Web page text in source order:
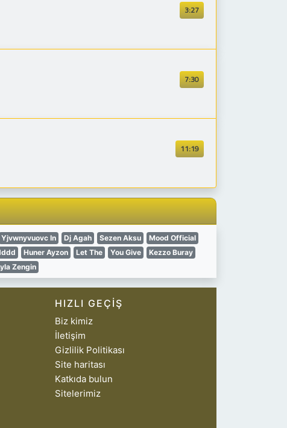
3:27
7:30
11:19
Yjvwnyvuovc In Dj Agah Sezen Aksu
Mood Official
Huner Ayzon Let The You Give
Kezzo Buray
Zengin
HIZLI GEÇIŞ
Biz kimiz
İletişim
Gizlilik Politikası
Site haritası
Katkıda bulun
Sitelerimiz